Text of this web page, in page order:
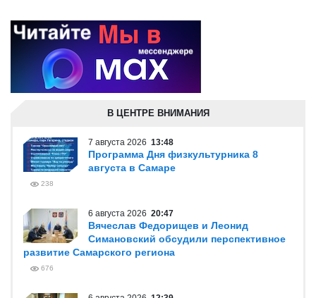
В ЦЕНТРЕ ВНИМАНИЯ
7 августа 2026 13:48
Программа Дня физкультурника 8
августа в Самаре
238
6 августа 2026 20:47
Вячеслав Федорищев и Леонид
Симановский обсудили перспективное
развитие Самарского региона
676